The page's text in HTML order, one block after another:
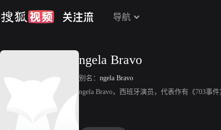
导航
ngela Bravo
别名： ngela Bravo
ngela Bravo，西班牙演员，代表作有《703事